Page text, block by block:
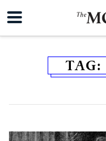
TAG: